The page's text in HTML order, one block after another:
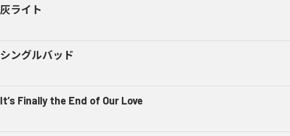
灰ライト
シングルバッド
It’s Finally the End of Our Love